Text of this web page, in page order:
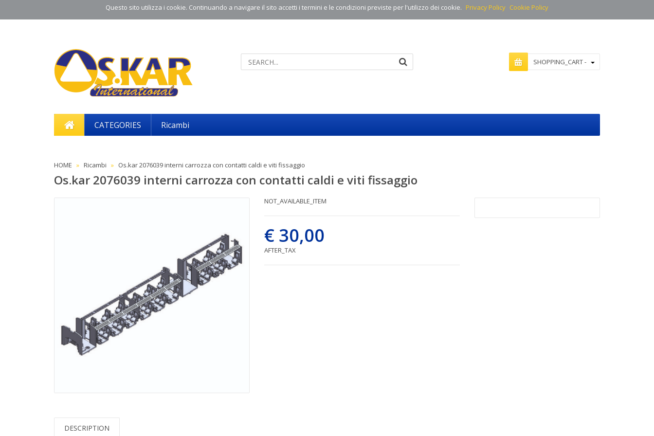
Questo sito utilizza i cookie. Continuando a navigare il sito accetti i termini e le condizioni previste per l'utilizzo dei cookie. Privacy Policy Cookie Policy
SHOPPING_CART -
CATEGORIES Ricambi
HOME Ricambi Os.kar 2076039 interni carrozza con contatti caldi e viti fissaggio
Os.kar 2076039 interni carrozza con contatti caldi e viti fissaggio
NOT_AVAILABLE_ITEM
€ 30,00
AFTER_TAX
DESCRIPTION